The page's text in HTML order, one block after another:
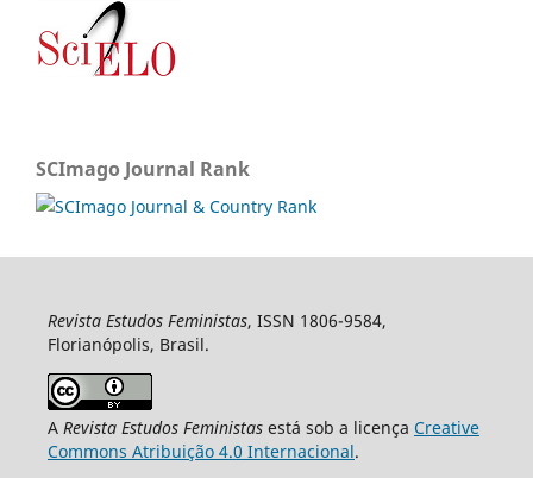
SCImago Journal Rank
Revista Estudos Feministas, ISSN 1806-9584,
Florianópolis, Brasil.
A Revista Estudos Feministasestá sob a licença Creative
Commons Atribuição 4.0 Internacional.